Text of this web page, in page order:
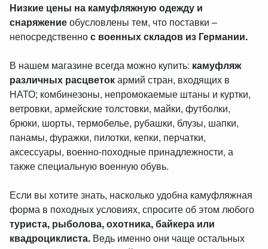
Низкие цены на камуфляжную одежду и
снаряжениеобусловлены тем, что поставки –
непосредственнос военных складов из Германии.
В нашем магазине всегда можно купить: камуфляж
различных расцветокармий стран, входящих в
НАТО; комбинезоны, непромокаемые штаны и куртки,
ветровки, армейские толстовки, майки, футболки,
брюки, шорты, термобелье, рубашки, блузы, шапки,
панамы, фуражки, пилотки, кепки, перчатки,
аксессуары, военно-походные принадлежности, а
также специальную военную обувь.
Если вы хотите знать, насколько удобна камуфляжная
форма в походных условиях, спросите об этом любого
туриста, рыболова, охотника, байкера или
квадроциклиста. Ведь именно они чаще остальных